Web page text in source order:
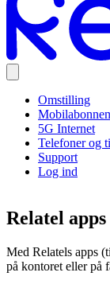
Omstilling
5G Internet
Telefoner og
Support
Log ind
Relatel apps
Med Relatels apps
på kontoret eller på